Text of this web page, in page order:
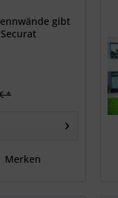
gibt
*
Merken